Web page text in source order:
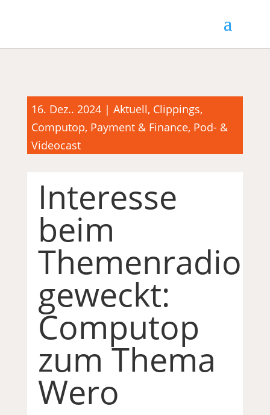
16. Dez.. 2024| Aktuell, Clippings,
Computop, Payment & Finance, Pod- &
Videocast
Interesse
beim
Themenradio
geweckt:
Computop
zum Thema
Wero